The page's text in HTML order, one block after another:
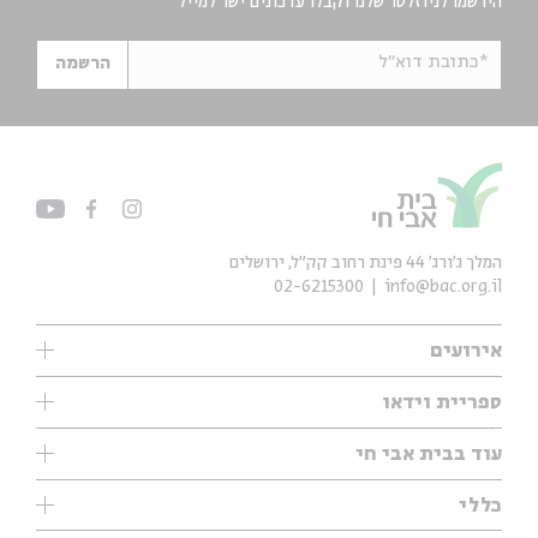
*כתובת דוא"ל הרשמה
אירועים
עיון
אנגלית
נוער
ספריית וידאו
ילדים
מוזיקה
עיון
מיוחדים
עוד בבית אבי חי
תערוכות
מיוחדים
כללי
המלך ג'ורג' 44 פינת רחוב קק״ל, ירושלים
info@bac.org.il
02-6215300